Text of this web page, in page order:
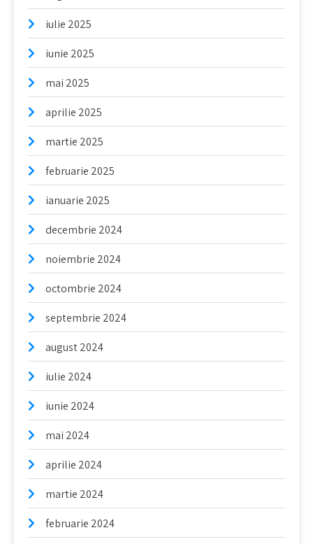
iulie 2025
iunie 2025
mai 2025
aprilie 2025
martie 2025
februarie 2025
ianuarie 2025
decembrie 2024
noiembrie 2024
octombrie 2024
septembrie 2024
august 2024
iulie 2024
iunie 2024
mai 2024
aprilie 2024
martie 2024
februarie 2024